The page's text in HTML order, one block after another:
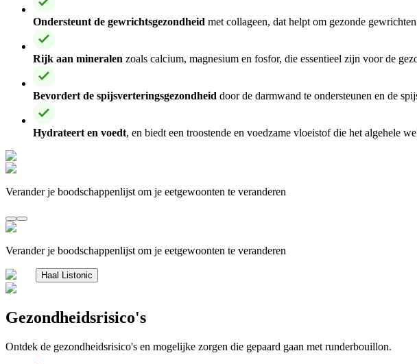
Ondersteunt de gewrichtsgezondheid met collageen, dat helpt om gezonde
Rijk aan mineralen zoals calcium, magnesium en fosfor, die essentieel zijn voor de
Bevordert de spijsverteringsgezondheid door de darmwand te ondersteunen en de
Hydrateert en voedt, en biedt een troostende en voedzame vloeistof die het algehele
Verander je boodschappenlijst om je eetgewoonten te veranderen
Verander je boodschappenlijst om je eetgewoonten te veranderen
Haal Listonic
Gezondheidsrisico's
Ontdek de gezondheidsrisico's en mogelijke zorgen die gepaard gaan met runderbouillon.